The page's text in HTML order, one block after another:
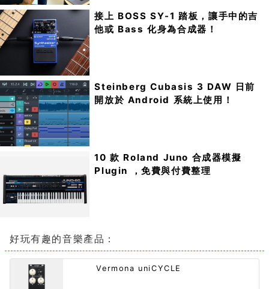
接上 BOSS SY-1 踏板，讓手中的吉
他或 Bass 化身為合成器！
Steinberg Cubasis 3 DAW 日前
開放於 Android 系統上使用！
10 款 Roland Juno 合成器模擬
Plugin ，免費與付費整理
好玩有趣的音樂產品：
Vermona uniCYCLE